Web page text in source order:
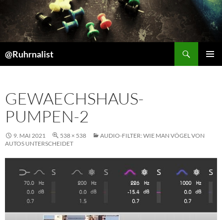
@Ruhrnalist
GEWAECHSHAUS-
PUMPEN-2
9. MAI 2021 538 × 538
AUDIO-FILTER: WIE MAN VÖGEL VON
AUTOS UNTERSCHEIDET